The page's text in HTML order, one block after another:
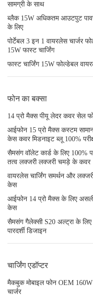
सामग्री के साथ
ब्लैक 15W अधिकतम आउटपुट
के लिए
पोर्टेबल 3 इन 1 वायरलेस चार्जर
15W फास्ट चार्जिंग
फास्ट चार्जिंग 15W फोल्डेबल
फोन का बक्सा
14 प्रो मैक्स पीयू लेदर कवर सेल
आईफोन 15 प्रो मैक्स कस्टम
केस कवर मिडनाइट ब्लू 100%
सैमसंग वॉलेट कार्ड के लिए 100%
तत्व लक्जरी लक्जरी चमड़े के कवर
वायरलेस चार्जिंग समर्थन और
केस
आईफोन 14 प्रो मैक्स के लिए
केस
सैमसंग गैलेक्सी S20 अल्ट्रा के
पारदर्शी डिजाइन
चार्जिंग एडॉप्टर
मैकबुक मोबाइल फोन OEM 160W
चार्जर